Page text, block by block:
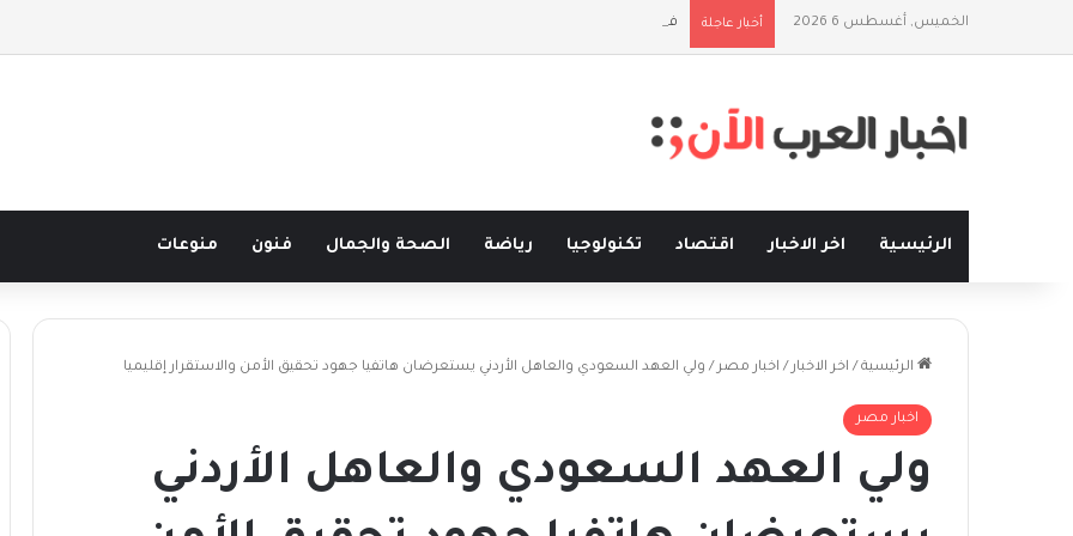
الخميس, أغسطس 6 2026 أخبار عاجلة فلسفة الخيط والموج: نصف قرن في مدرسة البحر مع غسان المزيدي
الرئيسية اخر الاخبار اقتصاد تكنولوجيا رياضة الصحة والجمال فنون منوعات
الرئيسية / اخر الاخبار / اخبار مصر / ولي العهد السعودي والعاهل الأردني يستعرضان هاتفيا جهود تحقيق الأمن والاستقرار إقليميا
اخبار مصر
ولي العهد السعودي والعاهل الأردني